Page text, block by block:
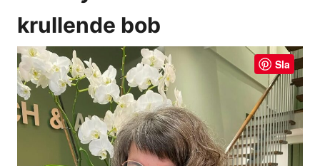
krullende bob
Sla